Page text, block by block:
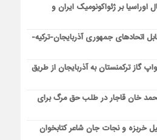
اوراسیا بر ژئواکونومیک ایران و
اتحادهای جمهوری آذربایجان-ترکیه-
گاز ترکمنستان به آذربایجان از طریق
خان قاجار در طلب حق مرگ برای
خربزه و نجات جان شاعر کتابخوان